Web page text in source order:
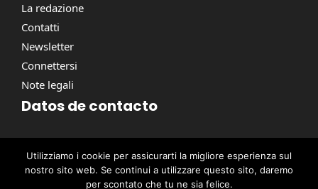
La redazione
Contatti
Newsletter
Connettersi
Note legali
Datos de contacto
contact@pausacaffe.net
+39 06 9453 2781
Utilizziamo i cookie per assicurarti la migliore esperienza sul
nostro sito web. Se continui a utilizzare questo sito, daremo
per scontato che tu ne sia felice.